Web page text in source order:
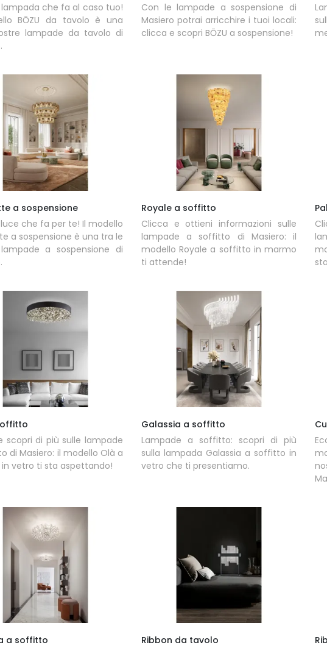
che fa al caso tuo!
BŌZU da tavolo è una
lampade da tavolo di
Con le lampade a sospensione di
Masiero potrai arricchire i tuoi locali:
clicca e scopri BŌZU a sospensione!
a sospensione
che fa per te! Il modello
a sospensione è una tra le
a sospensione di
Royale a soffitto
Clicca e ottieni informazioni sulle
lampade a soffitto di Masiero: il
modello Royale a soffitto in marmo
ti attende!
scopri di più sulle lampade
di Masiero: il modello Olà a
vetro ti sta aspettando!
Galassia a soffitto
Lampade a soffitto: scopri di più
sulla lampada Galassia a soffitto in
vetro che ti presentiamo.
a soffitto
Ribbon da tavolo